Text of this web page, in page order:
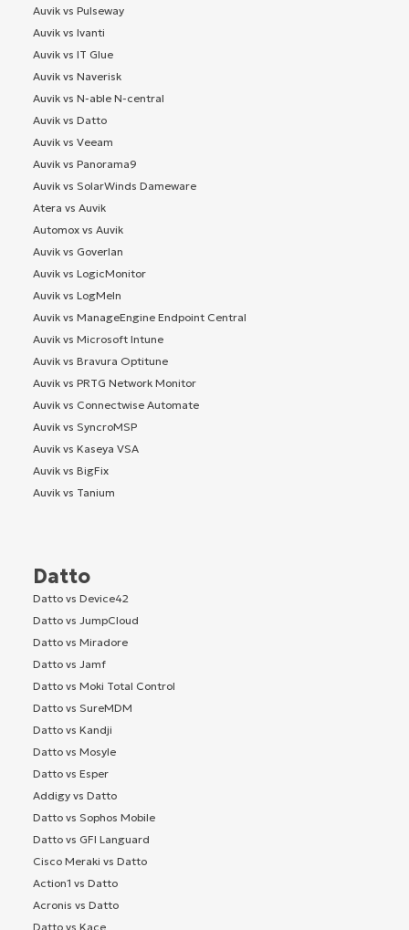
Auvik vs Pulseway
Auvik vs Ivanti
Auvik vs IT Glue
Auvik vs Naverisk
Auvik vs N-able N-central
Auvik vs Datto
Auvik vs Veeam
Auvik vs Panorama9
Auvik vs SolarWinds Dameware
Atera vs Auvik
Automox vs Auvik
Auvik vs Goverlan
Auvik vs LogicMonitor
Auvik vs LogMeIn
Auvik vs ManageEngine Endpoint Central
Auvik vs Microsoft Intune
Auvik vs Bravura Optitune
Auvik vs PRTG Network Monitor
Auvik vs Connectwise Automate
Auvik vs SyncroMSP
Auvik vs Kaseya VSA
Auvik vs BigFix
Auvik vs Tanium
Datto
Datto vs Device42
Datto vs JumpCloud
Datto vs Miradore
Datto vs Jamf
Datto vs Moki Total Control
Datto vs SureMDM
Datto vs Kandji
Datto vs Mosyle
Datto vs Esper
Addigy vs Datto
Datto vs Sophos Mobile
Datto vs GFI Languard
Cisco Meraki vs Datto
Action1 vs Datto
Acronis vs Datto
Datto vs Kace